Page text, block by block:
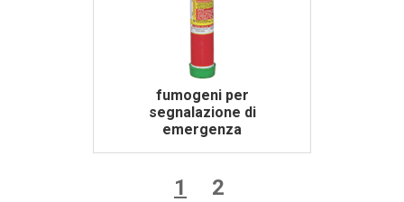
fumogeni per
segnalazione di
emergenza
1 2